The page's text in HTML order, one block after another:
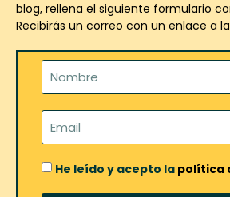
blog, rellena el siguiente formulario
Recibirás un correo con un enlace a
He leído y acepto la política